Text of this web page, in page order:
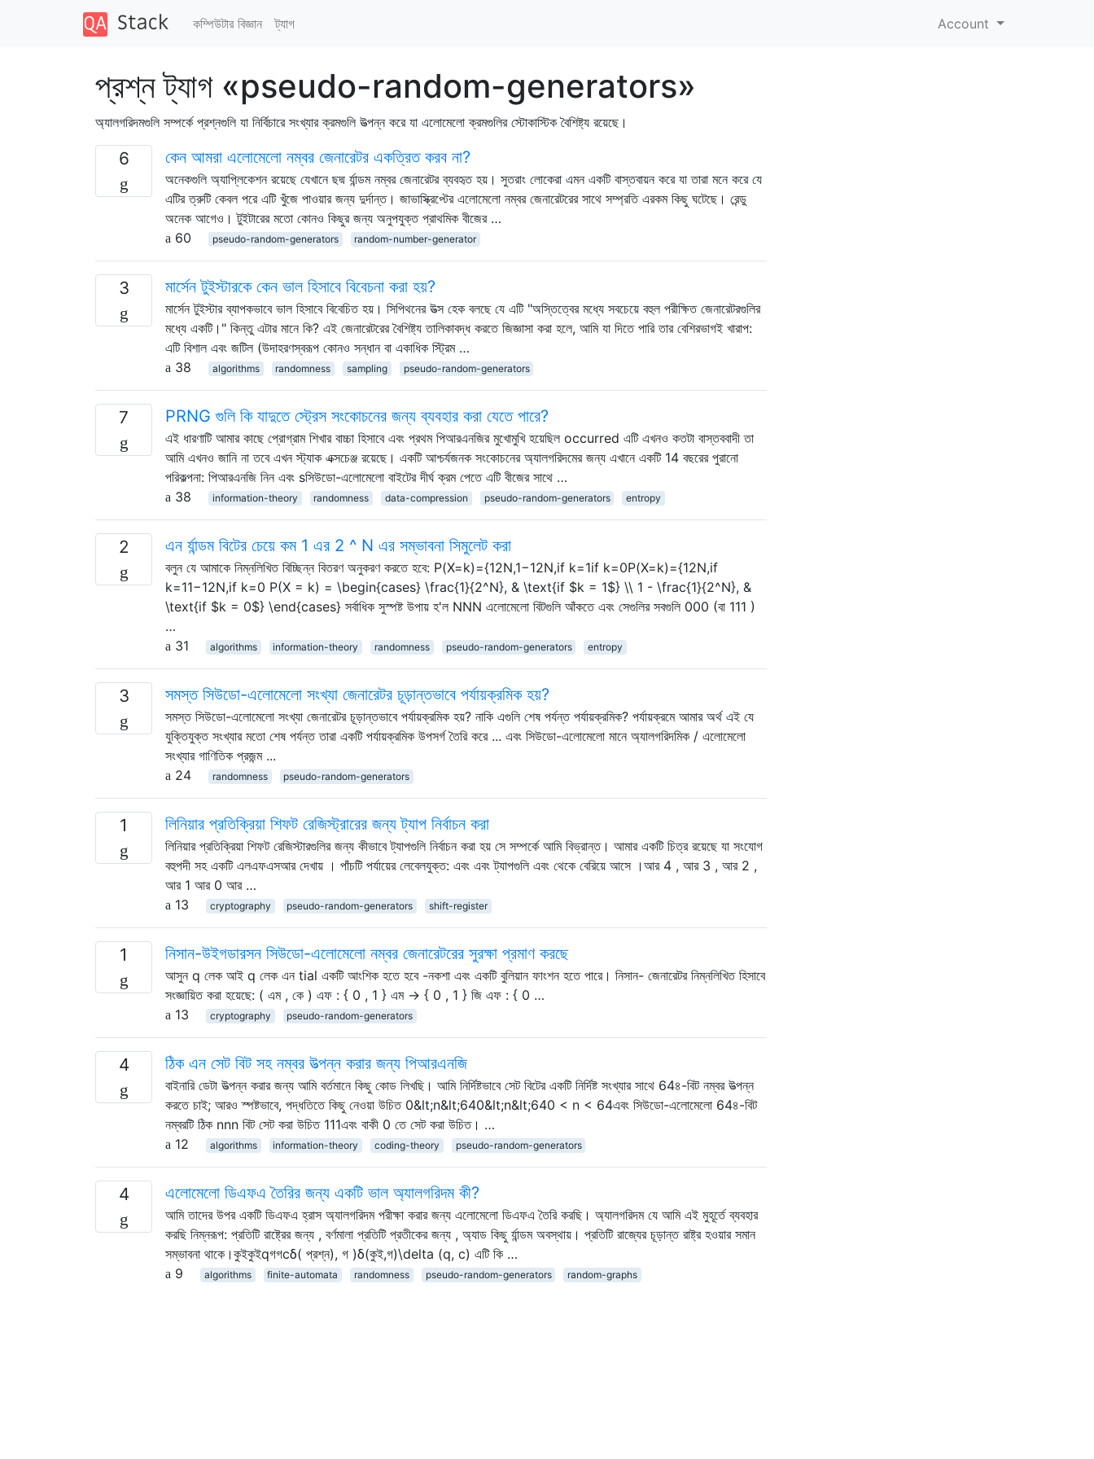
কম্পিউটার বিজ্ঞান ট্যাগ Account
প্রশ্ন ট্যাগ «pseudo-random-generators»
অ্যালগরিদমগুলি সম্পর্কে প্রশ্নগুলি যা নির্বিচারে সংখ্যার ক্রমগুলি উত্পন্ন করে যা এলোমেলো ক্রমগুলির স্টোকাস্টিক বৈশিষ্ট্য রয়েছে।
6 কেন আমরা এলোমেলো নম্বর জেনারেটর একত্রিত করব না?
অনেকগুলি অ্যাপ্লিকেশন রয়েছে যেখানে ছদ্ম র্যান্ডম নম্বর জেনারেটর ব্যবহৃত হয়। সুতরাং লোকেরা এমন একটি বাস্তবায়ন করে যা তারা মনে করে যে
এটির ত্রুটি কেবল পরে এটি খুঁজে পাওয়ার জন্য দুর্দান্ত। জাভাস্ক্রিপ্টের এলোমেলো নম্বর জেনারেটরের সাথে সম্প্রতি এরকম কিছু ঘটেছে। রেন্ডু
অনেক আগেও। টুইটারের মতো কোনও কিছুর জন্য অনুপযুক্ত প্রাথমিক বীজের …
60
pseudo-random-generators random-number-generator
3 মার্সেন টুইস্টারকে কেন ভাল হিসাবে বিবেচনা করা হয়?
মার্সেন টুইস্টার ব্যাপকভাবে ভাল হিসাবে বিবেচিত হয়। সিপিথনের উত্স হেক বলছে যে এটি "অস্তিত্বের মধ্যে সবচেয়ে বহুল পরীক্ষিত জেনারেটরগুলির
মধ্যে একটি।" কিন্তু এটার মানে কি? এই জেনারেটরের বৈশিষ্ট্য তালিকাবদ্ধ করতে জিজ্ঞাসা করা হলে, আমি যা দিতে পারি তার বেশিরভাগই খারাপ:
এটি বিশাল এবং জটিল (উদাহরণস্বরূপ কোনও সন্ধান বা একাধিক স্ট্রিম …
38
algorithms randomness sampling pseudo-random-generators
7 PRNG গুলি কি যাদুতে স্ট্রেস সংকোচনের জন্য ব্যবহার করা যেতে পারে?
এই ধারণাটি আমার কাছে প্রোগ্রাম শিখার বাচ্চা হিসাবে এবং প্রথম পিআরএনজির মুখোমুখি হয়েছিল occurred এটি এখনও কতটা বাস্তববাদী তা
আমি এখনও জানি না তবে এখন স্ট্যাক এক্সচেঞ্জ রয়েছে। একটি আশ্চর্যজনক সংকোচনের অ্যালগরিদমের জন্য এখানে একটি 14 বছরের পুরানো
পরিকল্পনা: পিআরএনজি নিন এবং sসিউডো-এলোমেলো বাইটের দীর্ঘ ক্রম পেতে এটি বীজের সাথে …
38
information-theory randomness data-compression pseudo-random-generators entropy
2 এন র্যান্ডম বিটের চেয়ে কম 1 এর 2 ^ N এর সম্ভাবনা সিমুলেট করা
বলুন যে আমাকে নিম্নলিখিত বিচ্ছিন্ন বিতরণ অনুকরণ করতে হবে: P(X=k)={12N,1−12N,if k=1if k=0P(X=k)={12N,if
k=11−12N,if k=0 P(X = k) = \begin{cases} \frac{1}{2^N}, & \text{if $k = 1$} \\ 1 - \frac{1}{2^N}, &
\text{if $k = 0$} \end{cases} সর্বাধিক সুস্পষ্ট উপায় হ'ল NNN এলোমেলো বিটগুলি আঁকতে এবং সেগুলির সবগুলি 000 (বা 111 )
…
31
algorithms information-theory randomness pseudo-random-generators entropy
3 সমস্ত সিউডো-এলোমেলো সংখ্যা জেনারেটর চূড়ান্তভাবে পর্যায়ক্রমিক হয়?
সমস্ত সিউডো-এলোমেলো সংখ্যা জেনারেটর চূড়ান্তভাবে পর্যায়ক্রমিক হয়? নাকি এগুলি শেষ পর্যন্ত পর্যায়ক্রমিক? পর্যায়ক্রমে আমার অর্থ এই যে
যুক্তিযুক্ত সংখ্যার মতো শেষ পর্যন্ত তারা একটি পর্যায়ক্রমিক উপসর্গ তৈরি করে ... এবং সিউডো-এলোমেলো মানে অ্যালগরিদমিক / এলোমেলো
সংখ্যার গাণিতিক প্রজন্ম ...
24
randomness pseudo-random-generators
1 লিনিয়ার প্রতিক্রিয়া শিফট রেজিস্ট্রারের জন্য ট্যাপ নির্বাচন করা
লিনিয়ার প্রতিক্রিয়া শিফট রেজিস্টারগুলির জন্য কীভাবে ট্যাপগুলি নির্বাচন করা হয় সে সম্পর্কে আমি বিভ্রান্ত। আমার একটি চিত্র রয়েছে যা সংযোগ
বহুপদী সহ একটি এলএফএসআর দেখায় । পাঁচটি পর্যায়ের লেবেলযুক্ত: এবং এবং ট্যাপগুলি এবং থেকে বেরিয়ে আসে ।আর 4 , আর 3 , আর 2 ,
আর 1 আর 0 আর …
13
cryptography pseudo-random-generators shift-register
1 নিসান-উইগডারসন সিউডো-এলোমেলো নম্বর জেনারেটরের সুরক্ষা প্রমাণ করছে
আসুন q লেক আই q লেক এন tial একটি আংশিক হতে হবে -নকশা এবং একটি বুলিয়ান ফাংশন হতে পারে। নিসান- জেনারেটর নিম্নলিখিত হিসাবে
সংজ্ঞায়িত করা হয়েছে: ( এম , কে ) এফ : { 0 , 1 } এম → { 0 , 1 } জি এফ : { 0 …
13
cryptography pseudo-random-generators
4 ঠিক এন সেট বিট সহ নম্বর উত্পন্ন করার জন্য পিআরএনজি
বাইনারি ডেটা উত্পন্ন করার জন্য আমি বর্তমানে কিছু কোড লিখছি। আমি নির্দিষ্টভাবে সেট বিটের একটি নির্দিষ্ট সংখ্যার সাথে 64৪-বিট নম্বর উত্পন্ন
করতে চাই; আরও স্পষ্টভাবে, পদ্ধতিতে কিছু নেওয়া উচিত 0&lt;n&lt;640&lt;n&lt;640 < n < 64এবং সিউডো-এলোমেলো 64৪-বিট
নম্বরটি ঠিক nnn বিট সেট করা উচিত 111এবং বাকী 0 তে সেট করা উচিত। …
12
algorithms information-theory coding-theory pseudo-random-generators
4 এলোমেলো ডিএফএ তৈরির জন্য একটি ভাল অ্যালগরিদম কী?
আমি তাদের উপর একটি ডিএফএ হ্রাস অ্যালগরিদম পরীক্ষা করার জন্য এলোমেলো ডিএফএ তৈরি করছি। অ্যালগরিদম যে আমি এই মুহূর্তে ব্যবহার
করছি নিম্নরূপ: প্রতিটি রাষ্ট্রের জন্য , বর্ণমালা প্রতিটি প্রতীকের জন্য , অ্যাড কিছু র্যান্ডম অবস্থায়। প্রতিটি রাজ্যের চূড়ান্ত রাষ্ট্র হওয়ার সমান
সম্ভাবনা থাকে।কুইকুইqগগcδ( প্রশ্ন), গ )δ(কুই,গ)\delta (q, c) এটি কি …
9
algorithms finite-automata randomness pseudo-random-generators random-graphs